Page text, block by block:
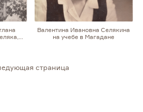
Валентина Ивановна Селякина
на учебе в Магадане
страница